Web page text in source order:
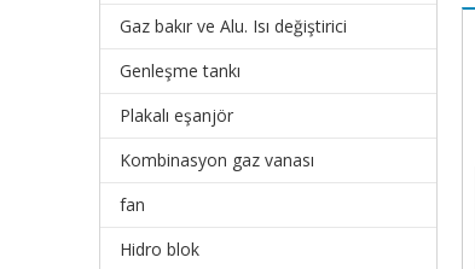
Gaz bakır ve Alu. Isı değiştirici
Genleşme tankı
Plakalı eşanjör
Kombinasyon gaz vanası
fan
Hidro blok